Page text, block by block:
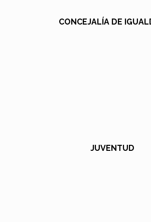
CONCEJALÍA DE
JUVENTUD